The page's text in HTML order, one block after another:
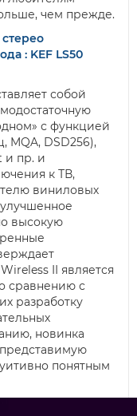
чем прежде.
: KEF LS50
собой
с функцией
MQA, DSD256),
и пр. и
к ТВ,
виниловых
высокую
II является
сравнению с
разработку
новинка
понятным